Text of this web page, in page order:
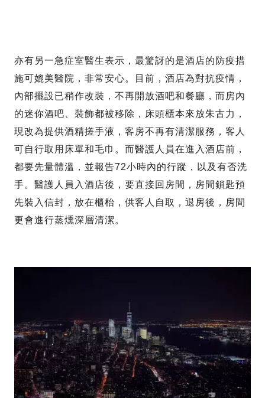
亦有另一急症室醫生表示，最驚訝的是酒店的防疫措
施可媲美醫院，非常安心。目前，酒店為對抗疫情，
內部擺設已稍作改裝，不再開放酒吧和餐廳，而房內
的迷你酒吧、裝飾都被移除，床頭櫃本來放朱古力，
現改為提供酒精搓手液，客房不再有清潔服務，客人
可自行取用床單和毛巾。而醫護人員在進入酒店前，
都要先量體溫，並報告72小時內的行蹤，以及有否洗
手。醫護人員入酒店後，要直接回房間，房間鎖匙預
先裝入信封，放在櫃枱，供客人自取，退房後，房間
更會進行蒸燻深層清潔。